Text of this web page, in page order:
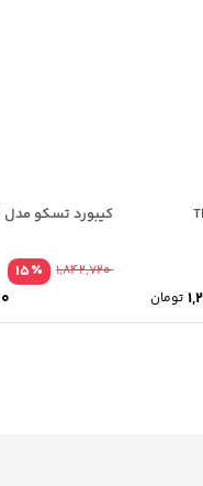
تومان
کیبورد تسکو مدل TK 8046
٪15
1,842,720